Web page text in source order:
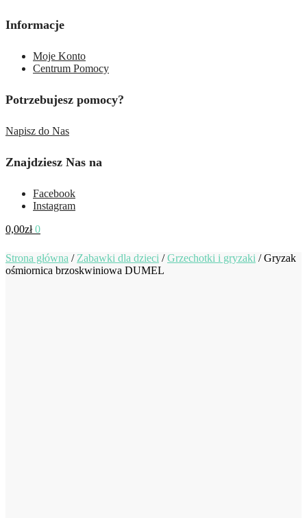
Informacje
Moje Konto
Centrum Pomocy
Potrzebujesz pomocy?
Napisz do Nas
Znajdziesz Nas na
Facebook
Instagram
0,00zł 0
Strona główna / Zabawki dla dzieci /Grzechotki i gryzaki /Gryzak
ośmiornica brzoskwiniowa DUMEL